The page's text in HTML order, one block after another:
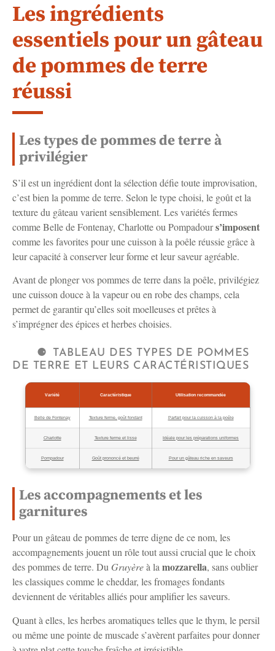
Les ingrédients
essentiels pour un gâteau
de pommes de terre
réussi
Les types de pommes de terre à
privilégier
S’il est un ingrédient dont la sélection défie toute improvisation,
c’est bien la pomme de terre. Selon le type choisi, le goût et la
texture du gâteau varient sensiblement. Les variétés fermes
comme Belle de Fontenay, Charlotte ou Pompadours’imposent
comme les favorites pour une cuisson à la poêle réussie grâce à
leur capacité à conserver leur forme et leur saveur agréable.
Avant de plonger vos pommes de terre dans la poêle, privilégiez
une cuisson douce à la vapeur ou en robe des champs, cela
permet de garantir qu’elles soit moelleuses et prêtes à
s’imprégner des épices et herbes choisies.
TABLEAU DES TYPES DE POMMES
DE TERRE ET LEURS CARACTÉRISTIQUES
Variété Caractéristique Utilisation recommandée
Belle de Fontenay Texture ferme, goût fondant Parfait pour la cuisson à la poêle
Charlotte Texture ferme et lisse Idéale pour les préparations uniformes
Pompadour Goût prononcé et beurré Pour un gâteau riche en saveurs
Les accompagnements et les
garnitures
Pour un gâteau de pommes de terre digne de ce nom, les
accompagnements jouent un rôle tout aussi crucial que le choix
des pommes de terre. Du Gruyèreà lamozzarella, sans oublier
les classiques comme le cheddar, les fromages fondants
deviennent de véritables alliés pour amplifier les saveurs.
Quant à elles, les herbes aromatiques telles que le thym, le persil
ou même une pointe de muscade s’avèrent parfaites pour donner